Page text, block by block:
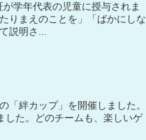
学年代表の児童に授与されま
まえのことを」「ばかにしな
説明さ...
「絆カップ」を開催しました。
した。どのチームも、楽しいゲ